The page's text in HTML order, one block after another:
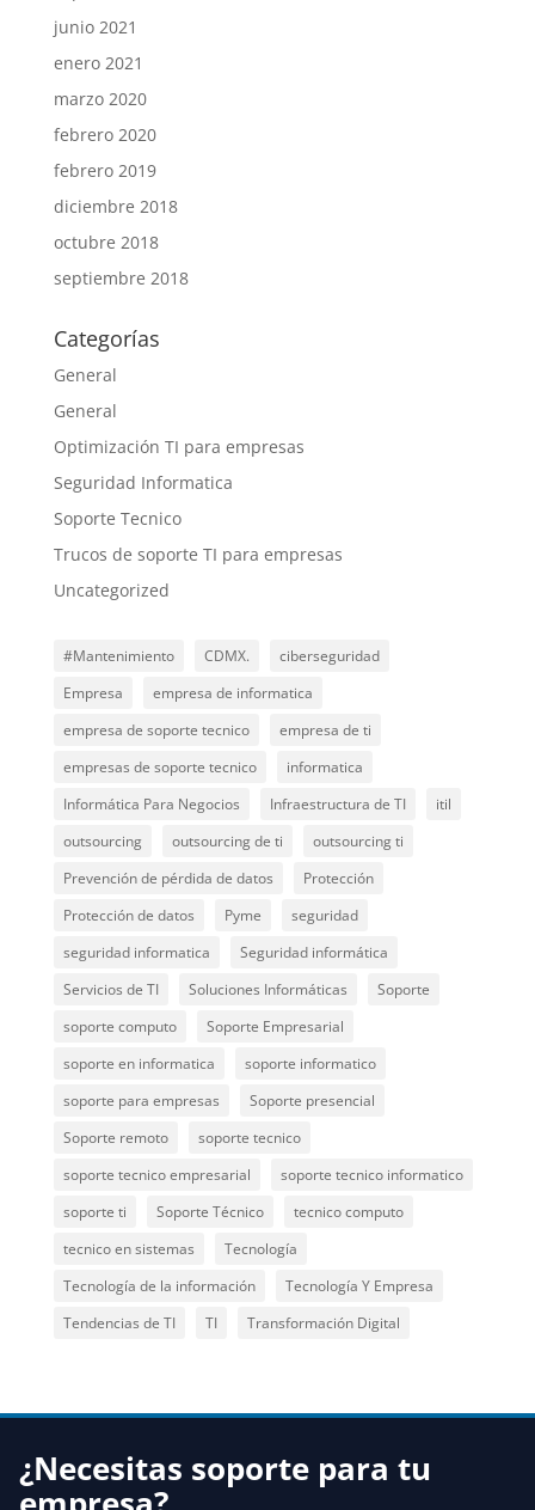
junio 2021
enero 2021
marzo 2020
febrero 2020
febrero 2019
diciembre 2018
octubre 2018
septiembre 2018
Categorías
General
General
Optimización TI para empresas
Seguridad Informatica
Soporte Tecnico
Trucos de soporte TI para empresas
Uncategorized
#Mantenimiento CDMX.
ciberseguridad
Empresa
empresa de informatica
empresa de soporte tecnico
empresa de ti
empresas de soporte tecnico
informatica
Informática Para Negocios
Infraestructura de TI
itil
outsourcing
outsourcing de ti
outsourcing ti
Prevención de pérdida de datos
Protección
Protección de datos
Pyme
seguridad
seguridad informatica
Seguridad informática
Servicios de TI
Soluciones Informáticas
Soporte
soporte computo
Soporte Empresarial
soporte en informatica
soporte informatico
soporte para empresas
Soporte presencial
Soporte remoto
soporte tecnico
soporte tecnico empresarial
soporte tecnico informatico
soporte ti
Soporte Técnico
tecnico computo
tecnico en sistemas
Tecnología
Tecnología de la información
Tecnología Y Empresa
Tendencias de TI
TI Transformación Digital
¿Necesitas soporte para tu